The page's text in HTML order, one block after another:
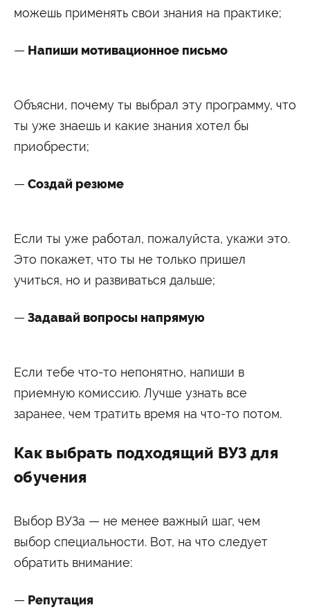
можешь применять свои знания на практике;
Напиши мотивационное письмо
Объясни, почему ты выбрал эту программу, что
ты уже знаешь и какие знания хотел бы
приобрести;
Создай резюме
Если ты уже работал, пожалуйста, укажи это.
Это покажет, что ты не только пришел
учиться, но и развиваться дальше;
Задавай вопросы напрямую
Если тебе что-то непонятно, напиши в
приемную комиссию. Лучше узнать все
заранее, чем тратить время на что-то потом.
Как выбрать подходящий ВУЗ для
обучения
Выбор ВУЗа — не менее важный шаг, чем
выбор специальности. Вот, на что следует
обратить внимание:
Репутация